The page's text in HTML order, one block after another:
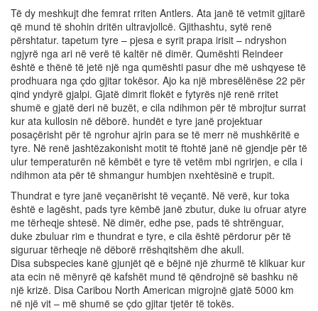
Të dy meshkujt dhe femrat rriten Antlers. Ata janë të vetmit gjitarë
që mund të shohin dritën ultravjollcë. Gjithashtu, sytë renë
përshtatur. tapetum tyre – pjesa e syrit prapa irisit – ndryshon
ngjyrë nga ari në verë të kaltër në dimër. Qumështi Reindeer
është e thënë të jetë një nga qumështi pasur dhe më ushqyese të
prodhuara nga çdo gjitar tokësor. Ajo ka një mbresëlënëse 22 për
qind yndyrë gjalpi. Gjatë dimrit flokët e fytyrës një renë rritet
shumë e gjatë deri në buzët, e cila ndihmon për të mbrojtur surrat
kur ata kullosin në dëborë. hundët e tyre janë projektuar
posaçërisht për të ngrohur ajrin para se të merr në mushkëritë e
tyre. Në renë jashtëzakonisht motit të ftohtë janë në gjendje për të
ulur temperaturën në këmbët e tyre të vetëm mbi ngrirjen, e cila i
ndihmon ata për të shmangur humbjen nxehtësinë e trupit.
Thundrat e tyre janë veçanërisht të veçantë. Në verë, kur toka
është e lagësht, pads tyre këmbë janë zbutur, duke iu ofruar atyre
me tërheqje shtesë. Në dimër, edhe pse, pads të shtrënguar,
duke zbuluar rim e thundrat e tyre, e cila është përdorur për të
siguruar tërheqje në dëborë rrëshqitshëm dhe akull.
Disa subspecies kanë gjunjët që e bëjnë një zhurmë të klikuar kur
ata ecin në mënyrë që kafshët mund të qëndrojnë së bashku në
një krizë. Disa Caribou North American migrojnë gjatë 5000 km
në një vit – më shumë se çdo gjitar tjetër të tokës.